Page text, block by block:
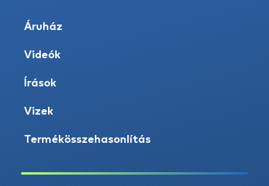
Áruház
Videók
Írások
Vizek
Termékösszehasonlítás